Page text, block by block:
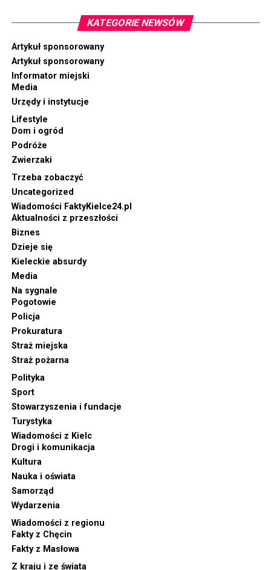
KATEGORIE NEWSÓW
Artykuł sponsorowany
Artykuł sponsorowany
Informator miejski
Media
Urzędy i instytucje
Lifestyle
Dom i ogród
Podróże
Zwierzaki
Trzeba zobaczyć
Uncategorized
Wiadomości FaktyKielce24.pl
Aktualności z przeszłości
Biznes
Dzieje się
Kieleckie absurdy
Media
Na sygnale
Pogotowie
Policja
Prokuratura
Straż miejska
Straż pożarna
Polityka
Sport
Stowarzyszenia i fundacje
Turystyka
Wiadomości z Kielc
Drogi i komunikacja
Kultura
Nauka i oświata
Samorząd
Wydarzenia
Wiadomości z regionu
Fakty z Chęcin
Fakty z Masłowa
Z kraju i ze świata